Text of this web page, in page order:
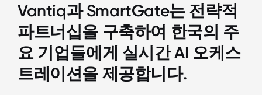
Vantiq과 SmartGate는 전략적
파트너십을 구축하여 한국의 주
요 기업들에게 실시간 AI 오케스
트레이션을 제공합니다.